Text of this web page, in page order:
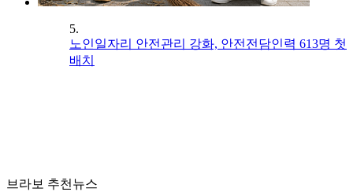
5.
노인일자리 안전관리 강화, 안전전담인력 613명 첫
배치
브라보 추천뉴스